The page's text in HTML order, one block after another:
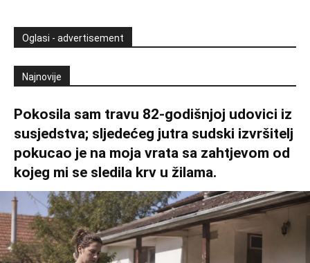
Oglasi - advertisement
Najnovije
Pokosila sam travu 82-godišnjoj udovici iz
susjedstva; sljedećeg jutra sudski izvršitelj
pokucao je na moja vrata sa zahtjevom od
kojeg mi se sledila krv u žilama.